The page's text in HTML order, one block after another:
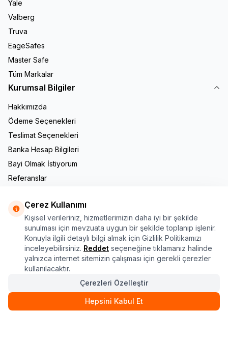
Yale
Valberg
Truva
EageSafes
Master Safe
Tüm Markalar
Kurumsal Bilgiler
Hakkımızda
Ödeme Seçenekleri
Teslimat Seçenekleri
Banka Hesap Bilgileri
Bayi Olmak İstiyorum
Referanslar
Adres & İletişim
Adres
Yukarı Dudullu Mah. Nato Yolu Cad. No: 182/B Ümraniye /
İstanbul
Telefon
444 1 690
E-Posta
Çerez Kullanımı
Kişisel verileriniz, hizmetlerimizin daha iyi bir şekilde
sunulması için mevzuata uygun bir şekilde toplanıp işlenir.
Konuyla ilgili detaylı bilgi almak için Gizlilik Politikamızı
inceleyebilirsiniz. Reddet seçeneğine tıklamanız halinde
yalnızca internet sitemizin çalışması için gerekli çerezler
kullanılacaktır.
Çerezleri Özelleştir
Hepsini Kabul Et